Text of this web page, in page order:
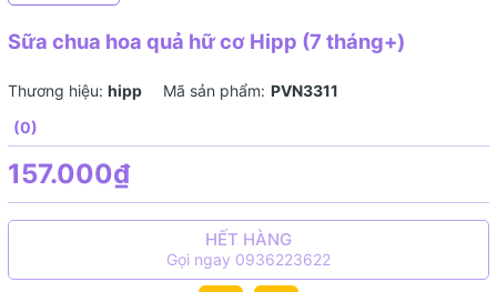
Sữa chua hoa quả hữ cơ Hipp (7 tháng+)
Thương hiệu: hipp Mã sản phẩm: PVN3311
(0)
157.000₫
HẾT HÀNG
Gọi ngay 0936223622